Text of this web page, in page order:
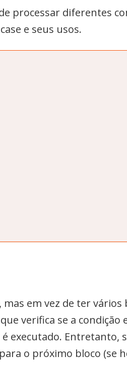
processar diferentes
e seus usos.
em vez de ter vários
verifica se a condição
executado. Entretanto,
o próximo bloco (se